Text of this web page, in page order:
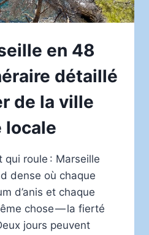
en 48
détaillé
de la ville
locale
qui roule : Marseille
dense où chaque
d’anis et chaque
chose — la fierté
jours peuvent